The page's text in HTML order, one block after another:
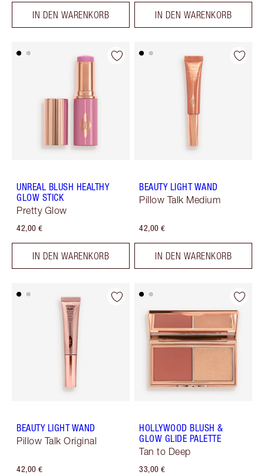
IN DEN WARENKORB IN DEN WARENKORB
UNREAL BLUSH HEALTHY
GLOW STICK
Pretty Glow
42,00 €
IN DEN WARENKORB
BEAUTY LIGHT WAND
Pillow Talk Medium
42,00 €
IN DEN WARENKORB
BEAUTY LIGHT WAND
Pillow Talk Original
42,00 €
HOLLYWOOD BLUSH &
GLOW GLIDE PALETTE
Tan to Deep
33,00 €